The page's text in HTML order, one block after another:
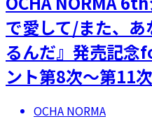
で愛して/また、
るんだ』発売記
ント第8次～第11
OCHA NORMA